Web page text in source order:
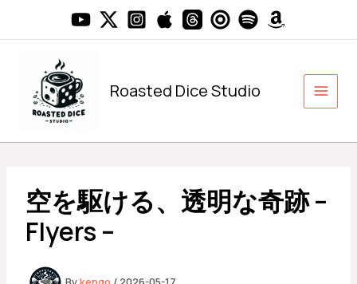
Roasted Dice Studio
空を駆ける、透明な奇跡 –
Flyers –